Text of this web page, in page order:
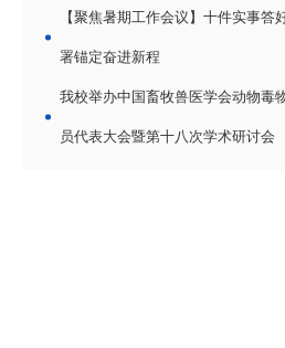
【聚焦暑期工作会议】十件实事答
署锚定奋进新程
我校举办中国畜牧兽医学会动物毒
员代表大会暨第十八次学术研讨会